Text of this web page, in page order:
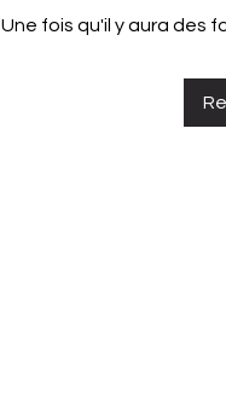
Une fois qu'il y aura des